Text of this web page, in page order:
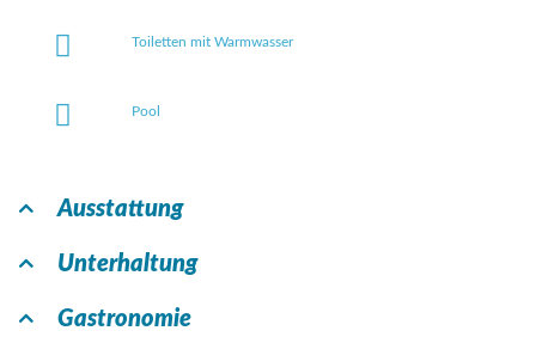
Toiletten mit Warmwasser
Pool
Ausstattung
Unterhaltung
Gastronomie